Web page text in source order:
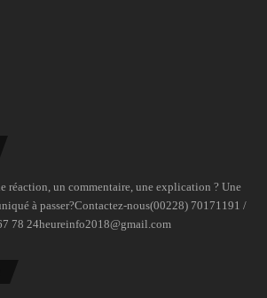
réaction, un commentaire, une explication ? Une
à passer?Contactez-nous(00228) 70171191 /
78 24heureinfo2018@gmail.com